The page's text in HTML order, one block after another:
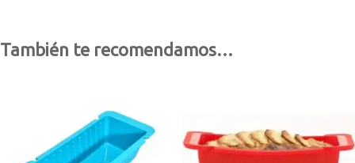
También te recomendamos…